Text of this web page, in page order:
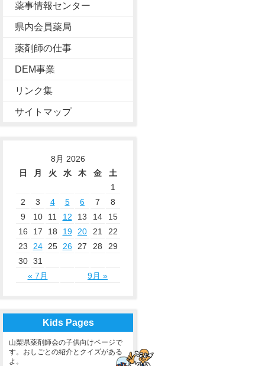
薬事情報センター
県内会員薬局
薬剤師の仕事
DEM事業
リンク集
サイトマップ
8月 2026
日
月 火 水 木 金
土
1
2
3 4 5 6 7
8
9
10 11 12 13 14
15
16
17 18 19 20 21
22
23
24 25 26 27 28
29
30 31
« 7月
9月 »
Kids Pages
山梨県薬剤師会の子供向けページで
す。おしごとの紹介とクイズがある
よ。